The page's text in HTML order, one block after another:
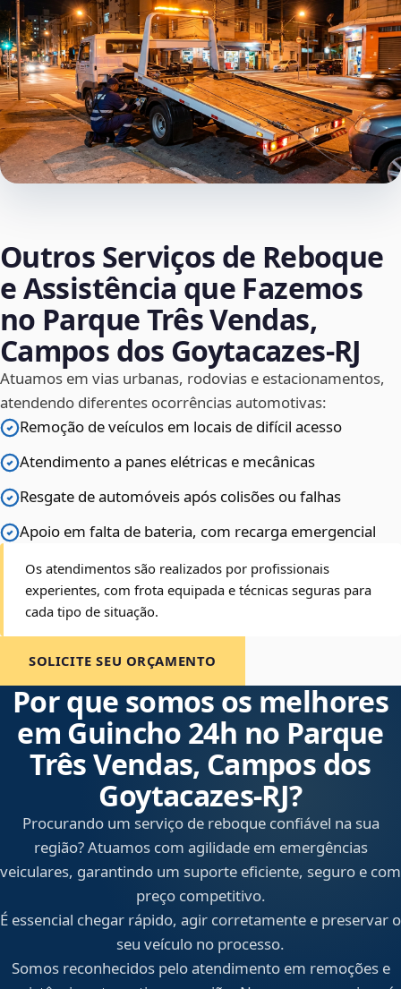
Outros Serviços de Reboque
e Assistência que Fazemos
no Parque Três Vendas,
Campos dos Goytacazes‑RJ
Atuamos em vias urbanas, rodovias e estacionamentos,
atendendo diferentes ocorrências automotivas:
Remoção de veículos em locais de difícil acesso
Atendimento a panes elétricas e mecânicas
Resgate de automóveis após colisões ou falhas
Apoio em falta de bateria, com recarga emergencial
Os atendimentos são realizados por profissionais
experientes, com frota equipada e técnicas seguras para
cada tipo de situação.
SOLICITE SEU ORÇAMENTO
Por que somos os melhores
em Guincho 24h no Parque
Três Vendas, Campos dos
Goytacazes‑RJ?
Procurando um serviço de reboque confiável na sua
região? Atuamos com agilidade em emergências
veiculares, garantindo um suporte eficiente, seguro e com
preço competitivo.
É essencial chegar rápido, agir corretamente e preservar o
seu veículo no processo.
Somos reconhecidos pelo atendimento em remoções e